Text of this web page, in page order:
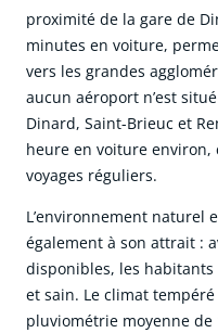
proximité de la gare de
minutes en voiture,
vers les grandes
aucun aéroport n’est
Dinard, Saint-Brieuc et
heure en voiture
voyages réguliers.
L’environnement naturel
également à son attrait :
disponibles, les
et sain. Le climat
pluviométrie moyenne